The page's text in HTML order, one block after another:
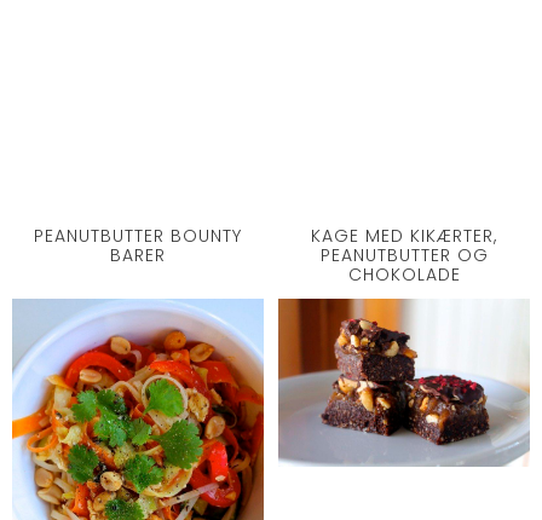
PEANUTBUTTER BOUNTY
BARER
KAGE MED KIKÆRTER,
PEANUTBUTTER OG
CHOKOLADE